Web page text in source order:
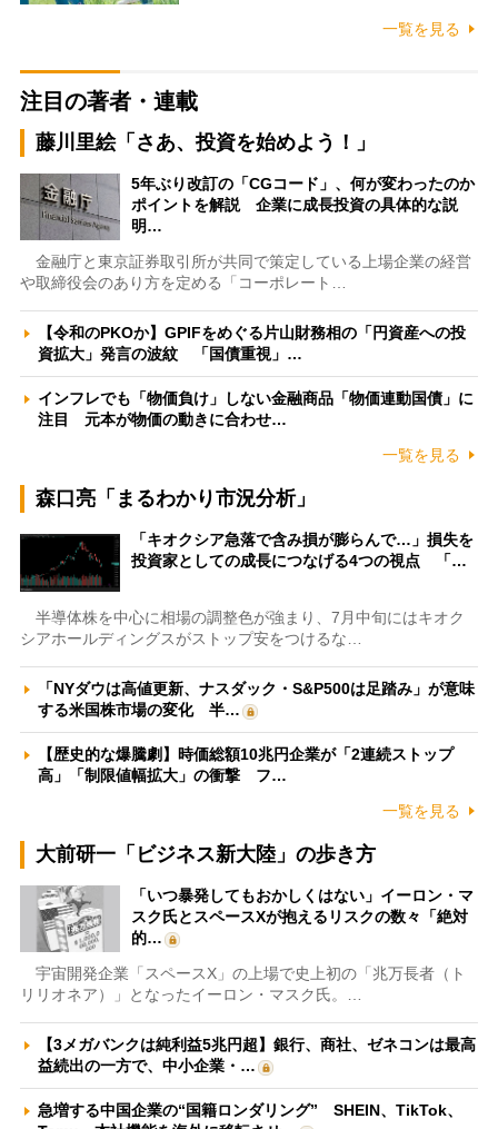
一覧を見る
注目の著者・連載
藤川里絵「さあ、投資を始めよう！」
5年ぶり改訂の「CGコード」、何が変わったのか
ポイントを解説 企業に成長投資の具体的な説
明…
金融庁と東京証券取引所が共同で策定している上場企業の経営
や取締役会のあり方を定める「コーポレート…
【令和のPKOか】GPIFをめぐる片山財務相の「円資産への投
資拡大」発言の波紋 「国債重視」…
インフレでも「物価負け」しない金融商品「物価連動国債」に
注目 元本が物価の動きに合わせ…
一覧を見る
森口亮「まるわかり市況分析」
「キオクシア急落で含み損が膨らんで…」損失を
投資家としての成長につなげる4つの視点 「…
半導体株を中心に相場の調整色が強まり、7月中旬にはキオク
シアホールディングスがストップ安をつけるな…
「NYダウは高値更新、ナスダック・S&P500は足踏み」が意味
する米国株市場の変化 半…
【歴史的な爆騰劇】時価総額10兆円企業が「2連続ストップ
高」「制限値幅拡大」の衝撃 フ…
一覧を見る
大前研一「ビジネス新大陸」の歩き方
「いつ暴発してもおかしくはない」イーロン・マ
スク氏とスペースXが抱えるリスクの数々「絶対
的…
宇宙開発企業「スペースX」の上場で史上初の「兆万長者（ト
リリオネア）」となったイーロン・マスク氏。…
【3メガバンクは純利益5兆円超】銀行、商社、ゼネコンは最高
益続出の一方で、中小企業・…
急増する中国企業の“国籍ロンダリング” SHEIN、TikTok、